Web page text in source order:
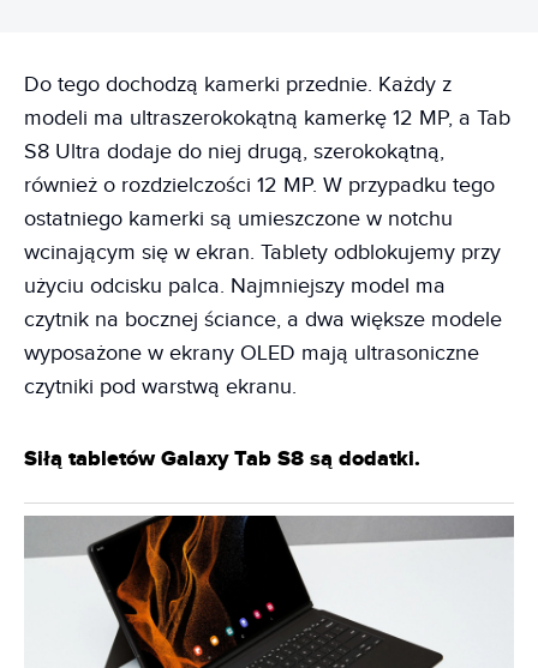
Do tego dochodzą kamerki przednie. Każdy z
modeli ma ultraszerokokątną kamerkę 12 MP, a Tab
S8 Ultra dodaje do niej drugą, szerokokątną,
również o rozdzielczości 12 MP. W przypadku tego
ostatniego kamerki są umieszczone w notchu
wcinającym się w ekran. Tablety odblokujemy przy
użyciu odcisku palca. Najmniejszy model ma
czytnik na bocznej ściance, a dwa większe modele
wyposażone w ekrany OLED mają ultrasoniczne
czytniki pod warstwą ekranu.
Siłą tabletów Galaxy Tab S8 są dodatki.